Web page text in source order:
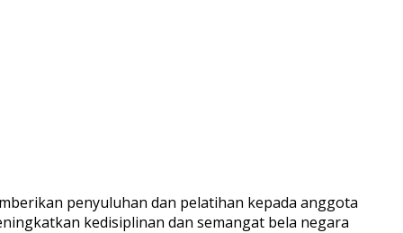
penyuluhan dan pelatihan kepada anggota
kedisiplinan dan semangat bela negara